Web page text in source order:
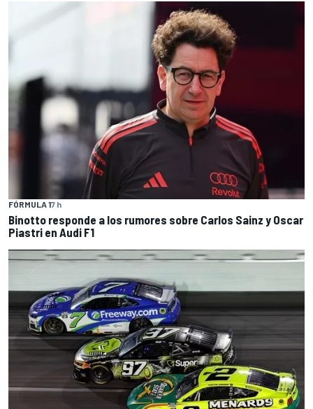
FÓRMULA 17 h
Binotto responde a los rumores sobre Carlos Sainz y Oscar
Piastri en Audi F1